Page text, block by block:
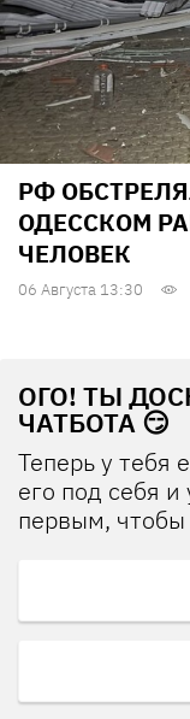
РФ
ОДЕССКОМ
ЧЕЛОВЕК
06 Августа 13:30
ОГО! ТЫ
ЧАТБОТА 😏
Теперь у тебя
его под себя
первым, чтобы